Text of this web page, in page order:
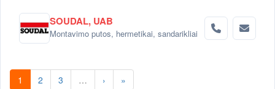
SOUDAL, UAB
Montavimo putos, hermetikai, sandarikliai
1 2 3 … › »